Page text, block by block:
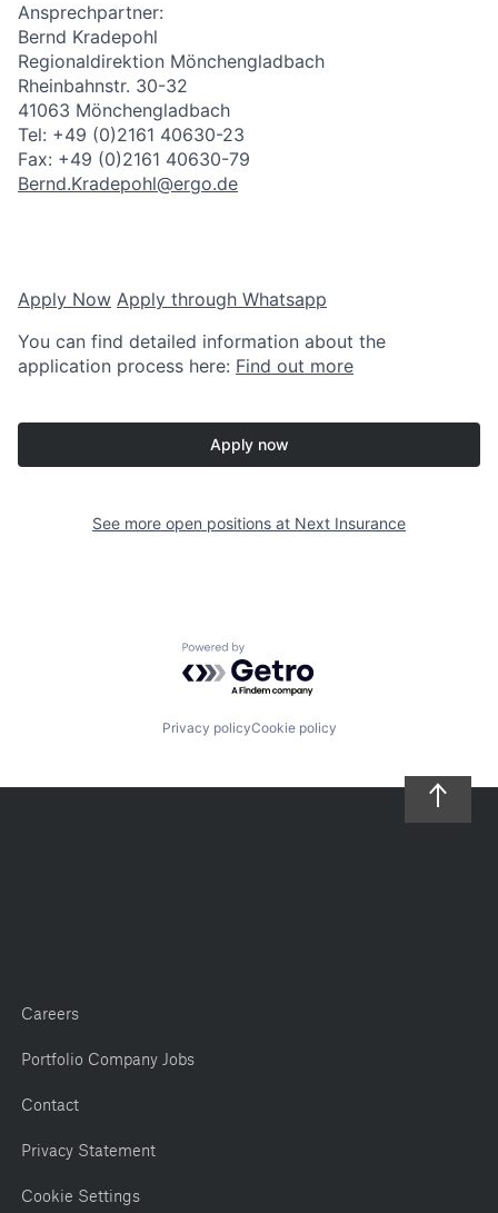
Ansprechpartner:
Bernd Kradepohl
Regionaldirektion Mönchengladbach
Rheinbahnstr. 30-32
41063 Mönchengladbach
Tel: +49 (0)2161 40630-23
Fax: +49 (0)2161 40630-79
Bernd.Kradepohl@ergo.de
Apply Now Apply through Whatsapp
You can find detailed information about the
application process here: Find out more
Apply now
See more open positions at Next Insurance
Powered by Getro.com
Privacy policyCookie policy
Careers
Portfolio Company Jobs
Contact
Privacy Statement
Cookie Settings